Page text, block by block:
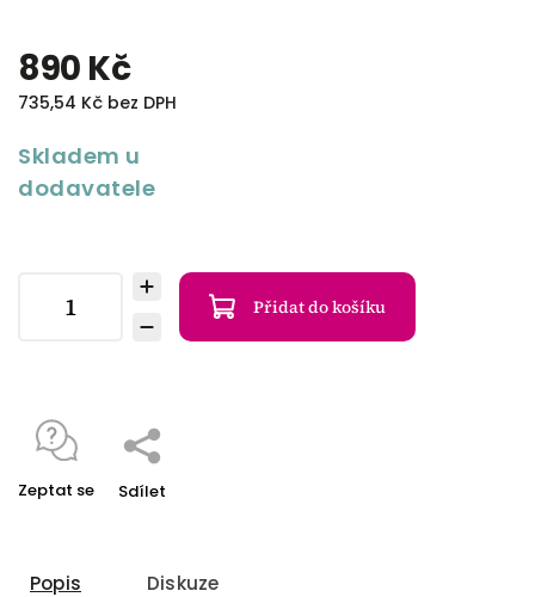
890 Kč
735,54 Kč bez DPH
Skladem u
dodavatele
Přidat do košíku
Zeptat se Sdílet
Popis Diskuze